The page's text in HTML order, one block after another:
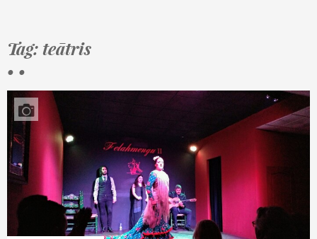
Tag: teātris
• •